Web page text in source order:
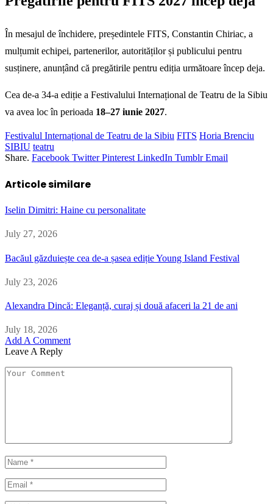
În mesajul de închidere, președintele FITS, Constantin Chiriac, a
mulțumit echipei, partenerilor, autorităților și publicului pentru
susținere, anunțând că pregătirile pentru ediția următoare încep deja.
Cea de-a 34-a ediție a Festivalului Internațional de Teatru de la Sibiu
va avea loc în perioada 18–27 iunie 2027.
Festivalul Internațional de Teatru de la Sibiu FITS Horia Brenciu
SIBIU teatru
Share. Facebook Twitter Pinterest LinkedIn Tumblr Email
Articole similare
Iselin Dimitri: Haine cu personalitate
July 27, 2026
Bacăul găzduiește cea de-a șasea ediție Young Island Festival
July 23, 2026
Alexandra Dincă: Eleganță, curaj și două afaceri la 21 de ani
July 18, 2026
Add A Comment
Leave A Reply